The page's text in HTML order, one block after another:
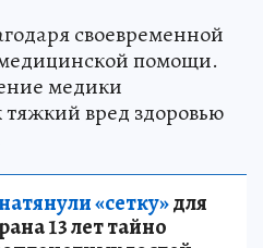
своевременной
помощи.
медики
вред здоровью
«сетку»для
13 лет тайно